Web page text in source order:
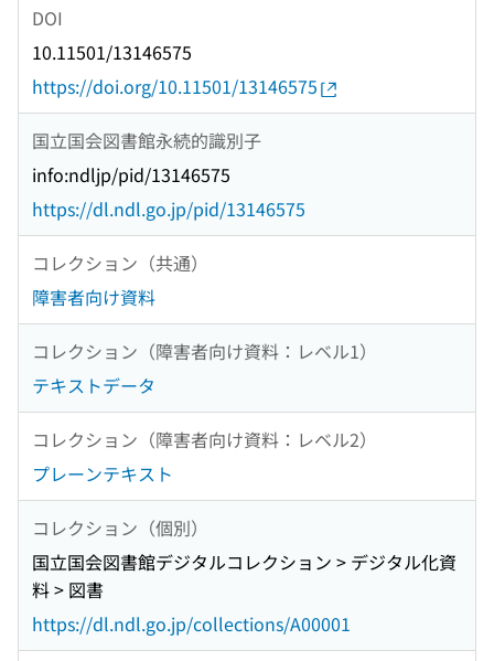
DOI
10.11501/13146575
https://doi.org/10.11501/13146575
国立国会図書館永続的識別子
info:ndljp/pid/13146575
https://dl.ndl.go.jp/pid/13146575
コレクション（共通）
障害者向け資料
コレクション（障害者向け資料：レベル1）
テキストデータ
コレクション（障害者向け資料：レベル2）
プレーンテキスト
コレクション（個別）
国立国会図書館デジタルコレクション > デジタル化資
料 > 図書
https://dl.ndl.go.jp/collections/A00001